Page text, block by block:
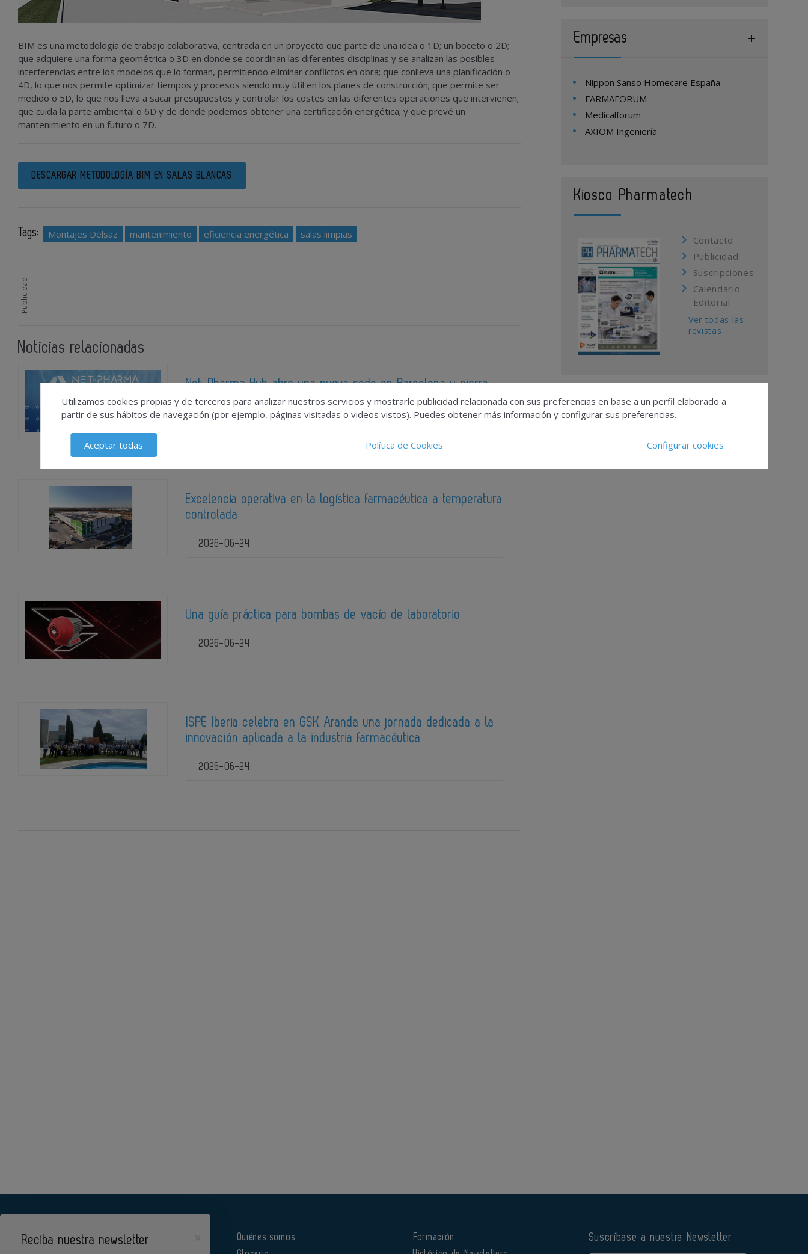
BIM es una metodología de trabajo colaborativa, centrada en un proyecto que parte de una idea o 1D; un boceto o 2D;
que adquiere una forma geométrica o 3D en donde se coordinan las diferentes disciplinas y se analizan las posibles
interferencias entre los modelos que lo forman, permitiendo eliminar conflictos en obra; que conlleva una planificación o
4D, lo que nos permite optimizar tiempos y procesos siendo muy útil en los planes de construcción; que permite ser
medido o 5D, lo que nos lleva a sacar presupuestos y controlar los costes en las diferentes operaciones que intervienen;
que cuida la parte ambiental o 6D y de donde podemos obtener una certificación energética; y que prevé un
mantenimiento en un futuro o 7D.
DESCARGAR METODOLOGÍA BIM EN SALAS BLANCAS
Tags: Montajes Delsaz mantenimiento eficiencia energética salas limpias
Publicidad
Noticias relacionadas
Net-Pharma Hub abre una nueva sede en Barcelona y cierra
un semestre de expansión con nuevos miembros
Excelencia operativa en la logística farmacéutica a temperatura
controlada
2026-06-24
Una guía práctica para bombas de vacío de laboratorio
2026-06-24
ISPE Iberia celebra en GSK Aranda una jornada dedicada a la
innovación aplicada a la industria farmacéutica
2026-06-24
Empresas
Nippon Sanso Homecare España
FARMAFORUM
Medicalforum
AXIOM Ingeniería
Kiosco Pharmatech
Contacto
Publicidad
Suscripciones
Calendario
Editorial
Ver todas las
revistas
Quiénes somos
Formación
Suscríbase a nuestra Newsletter
Utilizamos cookies propias y de terceros para analizar nuestros servicios y mostrarle publicidad relacionada con sus preferencias en base a un perfil elaborado a
partir de sus hábitos de navegación (por ejemplo, páginas visitadas o videos vistos). Puedes obtener más información y configurar sus preferencias.
Aceptar todas Política de Cookies Configurar cookies
Reciba nuestra newsletter